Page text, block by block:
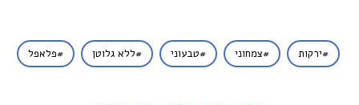
ירקות צמחוני טבעוני ללא גלוטן פלאפל